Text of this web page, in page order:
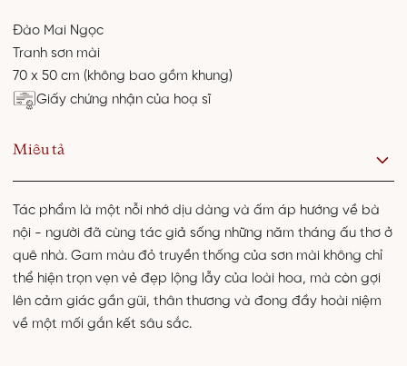
Đào Mai Ngọc
Tranh sơn mài
70 x 50 cm (không bao gồm khung)
Giấy chứng nhận của hoạ sĩ
Miêu tả
Tác phẩm là một nỗi nhớ dịu dàng và ấm áp hướng về bà
nội - người đã cùng tác giả sống những năm tháng ấu thơ ở
quê nhà. Gam màu đỏ truyền thống của sơn mài không chỉ
thể hiện trọn vẹn vẻ đẹp lộng lẫy của loài hoa, mà còn gợi
lên cảm giác gần gũi, thân thương và đong đầy hoài niệm
về một mối gắn kết sâu sắc.